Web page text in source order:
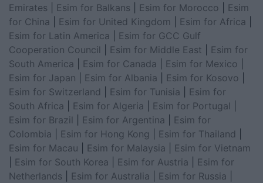
Emirates
Esim for Balkans Esim for Morocco
Esim
for China
Esim for United Kingdom Esim for Africa
Esim for Latin America
Esim for GCC Gulf
Cooperation Council
Esim for Middle East
Esim for
South America
Esim for Canada Esim for Mexico
Esim for Japan
Esim for Albania Esim for Kosovo
Esim for Switzerland
Esim for Tunisia
Esim for
South Africa
Esim for Algeria Esim for Portugal
Esim for Brazil
Esim for Argentina
Esim for
Colombia
Esim for Hong Kong Esim for Thailand
Esim for Macau
Esim for Malaysia
Esim for Vietnam
Esim for South Korea Esim for Austria
Esim for
Netherlands
Esim for Australia Esim for Russia